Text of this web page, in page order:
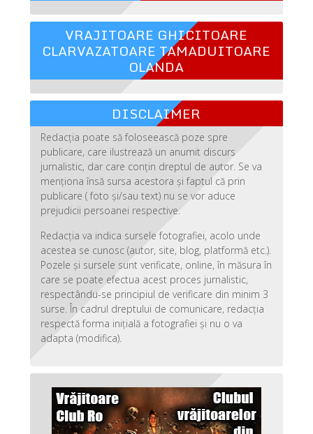
VRAJITOARE GHICITOARE
CLARVAZATOARE TAMADUITOARE
OLANDA
DISCLAIMER
Redacția poate să foloseească poze spre
publicare, care ilustrează un anumit discurs
jurnalistic, dar care conțin dreptul de autor. Se va
menționa însă sursa acestora și faptul că prin
publicare ( foto și/sau text) nu se vor aduce
prejudicii persoanei respective.
Redacția va indica sursele fotografiei, acolo unde
acestea se cunosc (autor, site, blog, platformă etc.).
Pozele și sursele sunt verificate, online, în măsura în
care se poate efectua acest proces jurnalistic,
respectându-se principiul de verificare din minim 3
surse. În cadrul dreptului de comunicare, redacția
respectă forma inițială a fotografiei și nu o va
adapta (modifica).